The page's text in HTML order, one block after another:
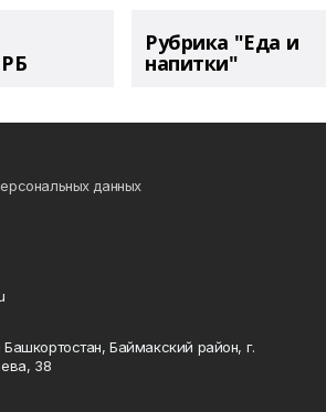
Рубрика "Еда и
напитки"
данных
Баймакский район, г.
38